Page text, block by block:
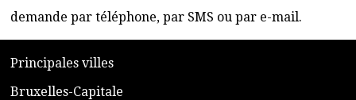
demande par téléphone, par SMS ou par e-mail.
​Principales villes
​Bruxelles-Capitale